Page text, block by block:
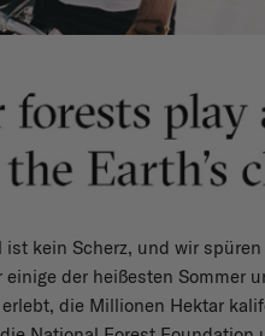
ist kein Scherz, und wir
einige der heißesten Sommer
die Millionen Hektar